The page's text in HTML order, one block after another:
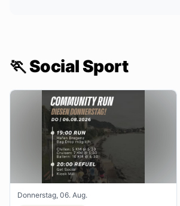
🏃 Social Sport
Donnerstag, 06. Aug.